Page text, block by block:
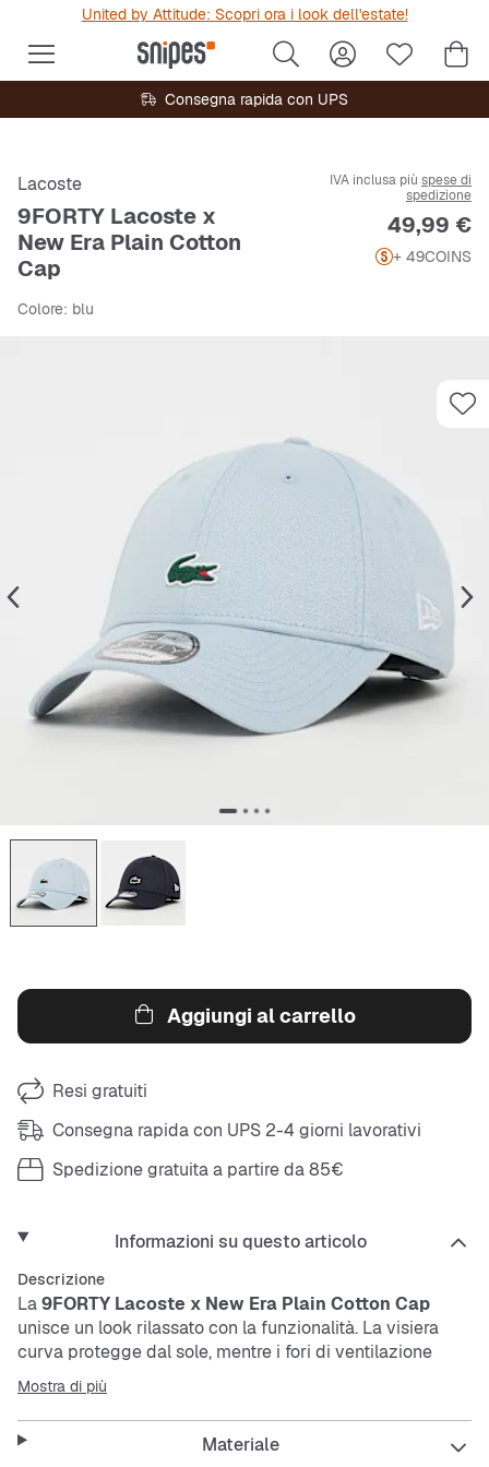
United by Attitude: Scopri ora i look dell'estate!
Consegna rapida con UPS
Lacoste
9FORTY Lacoste x
New Era Plain Cotton
Cap
IVA inclusa più spese di
spedizione
Prezzo
49,99 €
+ 49COINS
Colore: blu
Aggiungi al carrello
Resi gratuiti
Consegna rapida con UPS 2-4 giorni lavorativi
Spedizione gratuita a partire da 85€
Informazioni su questo articolo
Descrizione
La9FORTY Lacoste x New Era Plain Cotton Cap
unisce un look rilassato con la funzionalità. La visiera
curva protegge dal sole, mentre i fori di ventilazione
lasciano passare l’aria fresca. La fascia regolabile
assicura una vestibilità perfetta. Il tessuto leggero in
cotone è facile da curare e traspirante – perfetto per tutti
i giorni.
Mostra di più
Materiale